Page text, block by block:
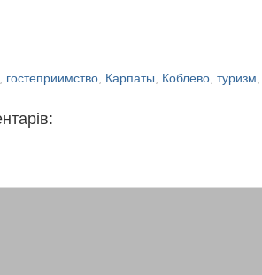
гостеприимство Карпаты Коблево туризм